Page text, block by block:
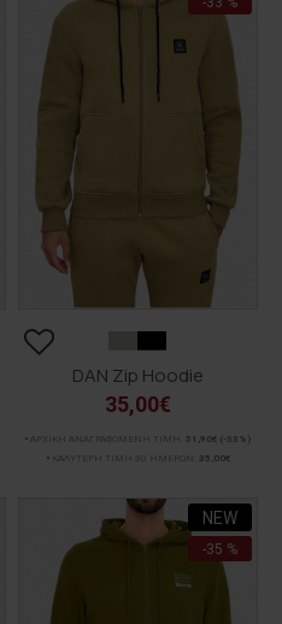
DAN Zip Hoodie
35,00€
ΑΡΧΙΚΗ ΑΝΑΓΡΑΦΟΜΕΝΗ ΤΙΜΗ: 51,90€ (-33%)
ΚΑΛΥΤΕΡΗ ΤΙΜΗ 30 ΗΜΕΡΩΝ:
35,00€
NEW
-35 %